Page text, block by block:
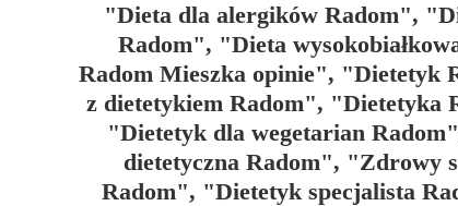
"Dieta dla alergików Radom",
Radom", "Dieta
Radom Mieszka opinie", "Dietetyk
z dietetykiem Radom", "Dietetyka
"Dietetyk dla wegetarian
dietetyczna Radom", "Zdrowy
Radom", "Dietetyk specjalista